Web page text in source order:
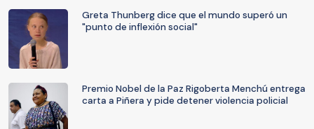
Greta Thunberg dice que el mundo superó un
"punto de inflexión social"
Premio Nobel de la Paz Rigoberta Menchú entrega
carta a Piñera y pide detener violencia policial